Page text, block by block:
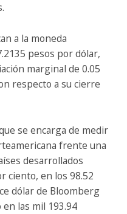
a la moneda
pesos por dólar,
marginal de 0.05
respecto a su cierre
se encarga de medir
frente una
desarrollados
ciento, en los 98.52
dólar de Bloomberg
las mil 193.94